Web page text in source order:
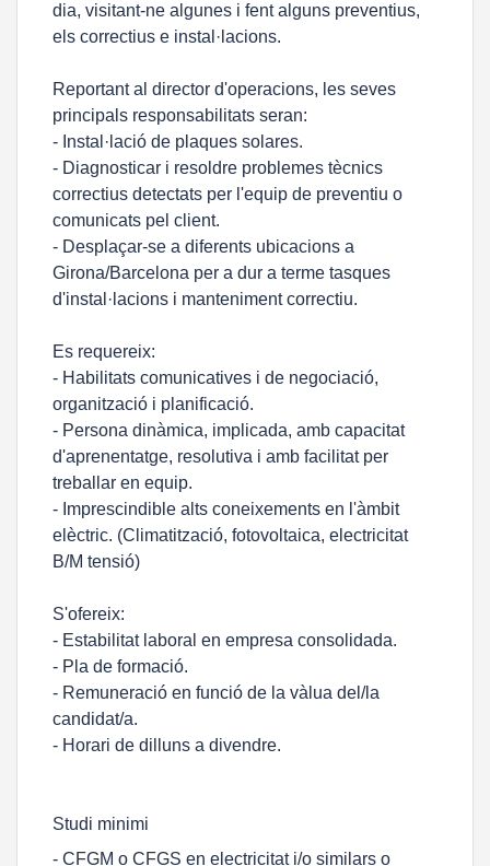
dia, visitant-ne algunes i fent alguns preventius,
els correctius e instal·lacions.
Reportant al director d'operacions, les seves
principals responsabilitats seran:
- Instal·lació de plaques solares.
- Diagnosticar i resoldre problemes tècnics
correctius detectats per l'equip de preventiu o
comunicats pel client.
- Desplaçar-se a diferents ubicacions a
Girona/Barcelona per a dur a terme tasques
d'instal·lacions i manteniment correctiu.
Es requereix:
- Habilitats comunicatives i de negociació,
organització i planificació.
- Persona dinàmica, implicada, amb capacitat
d'aprenentatge, resolutiva i amb facilitat per
treballar en equip.
- Imprescindible alts coneixements en l'àmbit
elèctric. (Climatització, fotovoltaica, electricitat
B/M tensió)
S'ofereix:
- Estabilitat laboral en empresa consolidada.
- Pla de formació.
- Remuneració en funció de la vàlua del/la
candidat/a.
- Horari de dilluns a divendre.
Studi minimi
- CFGM o CFGS en electricitat i/o similars o